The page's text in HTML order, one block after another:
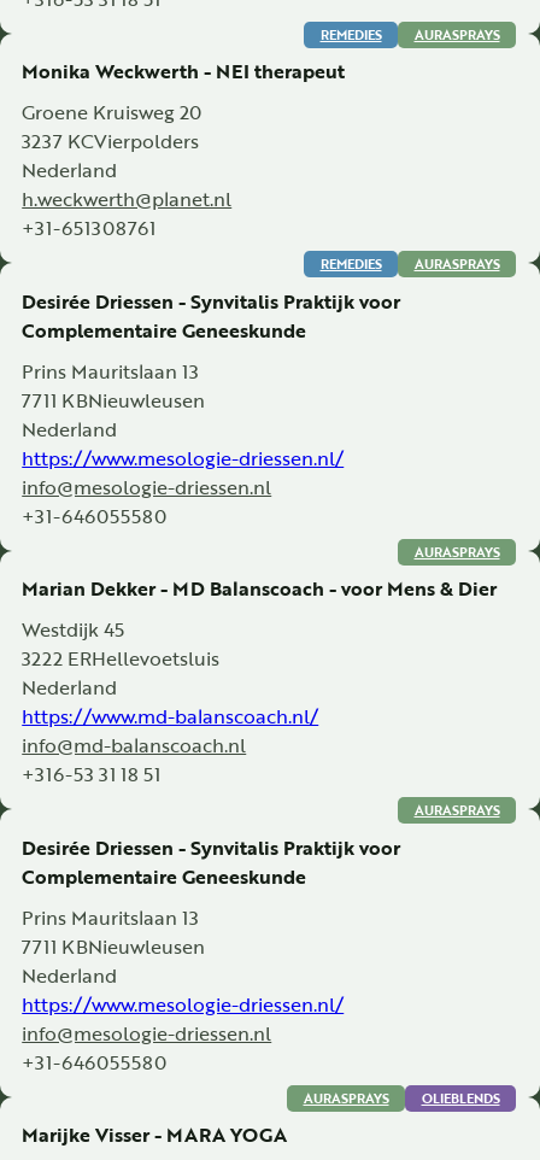
Monika Weckwerth - NEI therapeut
Groene Kruisweg 20
3237 KCVierpolders
Nederland
h.weckwerth@planet.nl
+31-651308761
REMEDIES AURASPRAYS
Desirée Driessen - Synvitalis Praktijk voor
Complementaire Geneeskunde
Prins Mauritslaan 13
7711 KBNieuwleusen
Nederland
https://www.mesologie-driessen.nl/
info@mesologie-driessen.nl
+31-646055580
REMEDIES AURASPRAYS
Marian Dekker - MD Balanscoach - voor Mens & Dier
Westdijk 45
3222 ERHellevoetsluis
Nederland
https://www.md-balanscoach.nl/
info@md-balanscoach.nl
+316-53 31 18 51
AURASPRAYS
Desirée Driessen - Synvitalis Praktijk voor
Complementaire Geneeskunde
Prins Mauritslaan 13
7711 KBNieuwleusen
Nederland
https://www.mesologie-driessen.nl/
info@mesologie-driessen.nl
+31-646055580
AURASPRAYS
Marijke Visser - MARA YOGA
AURASPRAYS OLIEBLENDS